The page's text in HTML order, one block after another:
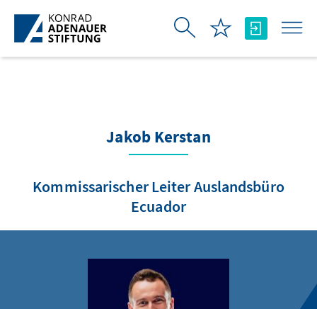
Skip to Main Content
Jakob Kerstan
Kommissarischer Leiter Auslandsbüro
Ecuador